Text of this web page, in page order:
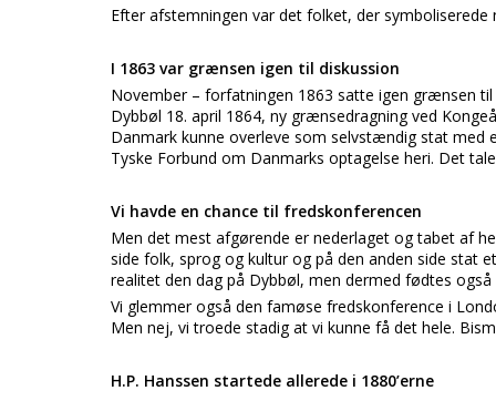
Efter afstemningen var det folket, der
I 1863 var grænsen igen til diskussion
November – forfatningen 1863 satte igen grænsen
Dybbøl 18. april 1864, ny grænsedragning ved
Danmark kunne overleve som selvstændig stat med
Tyske Forbund om Danmarks optagelse heri. Det
Vi havde en chance til fredskonferencen
Men det mest afgørende er nederlaget og tabet af
side folk, sprog og kultur og på den anden side stat
realitet den dag på Dybbøl, men dermed fødtes
Vi glemmer også den famøse fredskonference i
Men nej, vi troede stadig at vi kunne få det hele.
H.P. Hanssen startede allerede i 1880’erne